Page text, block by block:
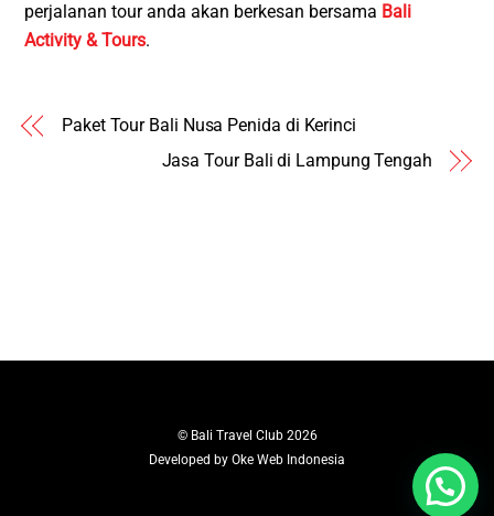
perjalanan tour anda akan berkesan bersama Bali
Activity & Tours.
Paket Tour Bali Nusa Penida di Kerinci
Jasa Tour Bali di Lampung Tengah
© Bali Travel Club2026
Developed by Oke Web Indonesia